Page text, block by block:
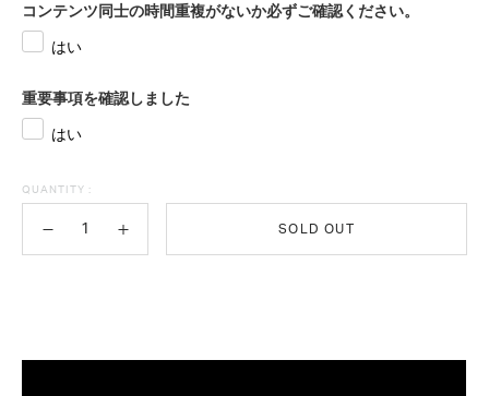
コンテンツ同士の時間重複がないか必ずご確認ください。
はい
重要事項を確認しました
はい
QUANTITY :
SOLD OUT